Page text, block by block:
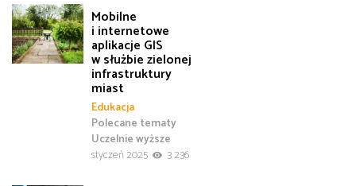
Mobilne
i internetowe
aplikacje GIS
w służbie zielonej
infrastruktury
miast
Edukacja
Polecane tematy
Uczelnie wyższe
styczeń 2025
3 236